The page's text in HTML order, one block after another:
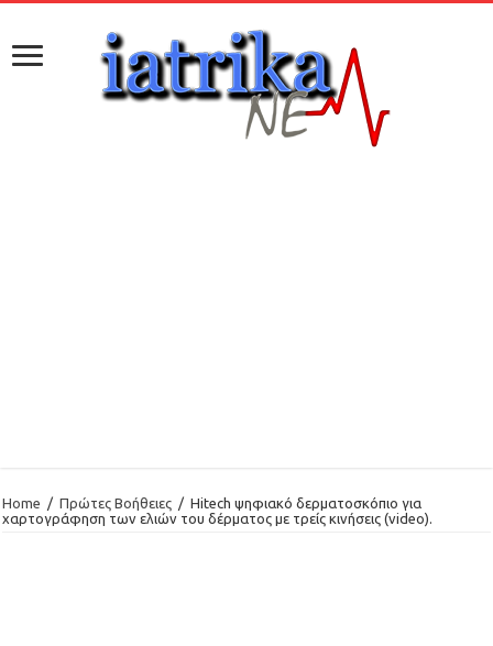
Home / Πρώτες Βοήθειες / Hitech ψηφιακό δερματοσκόπιο για
χαρτογράφηση των ελιών του δέρματος με τρείς κινήσεις (video).